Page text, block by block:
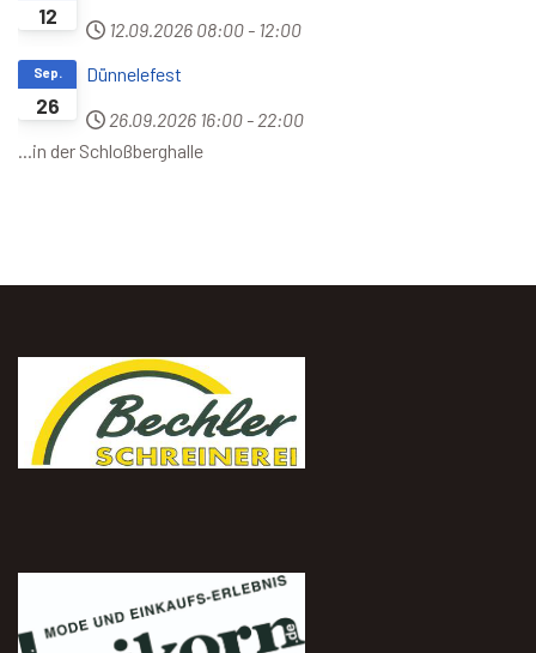
12
12.09.2026 08:00 - 12:00
26
Sep.
Dünnelefest
26.09.2026 16:00 - 22:00
...in der Schloßberghalle